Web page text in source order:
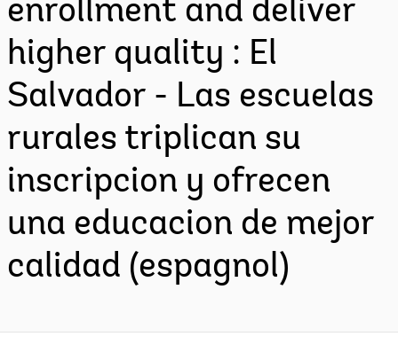
enrollment and deliver
higher quality : El
Salvador - Las escuelas
rurales triplican su
inscripcion y ofrecen
una educacion de mejor
calidad (espagnol)